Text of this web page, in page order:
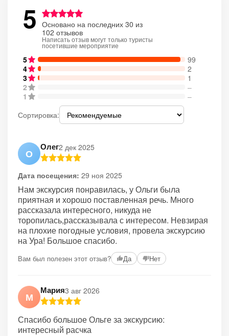
5 Основано на последних 30 из
102 отзывов
Написать отзыв могут только туристы
посетившие мероприятие
5
99
4
2
3
1
2
–
1
–
Сортировка:
О
Олег2 дек 2025
Дата посещения: 29 ноя 2025
Нам экскурсия понравилась, у Ольги была
приятная и хорошо поставленная речь. Много
рассказала интересного, никуда не
торопилась,рассказывала с интересом. Невзирая
на плохие погодные условия, провела экскурсию
на Ура! Большое спасибо.
Вам был полезен этот отзыв? Да Нет
М
Мария3 авг 2026
Спасибо большое Ольге за экскурсию:
интересный расчка